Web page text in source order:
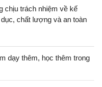
chịu trách nhiệm về kế
chất lượng và an toàn
dạy thêm, học thêm trong